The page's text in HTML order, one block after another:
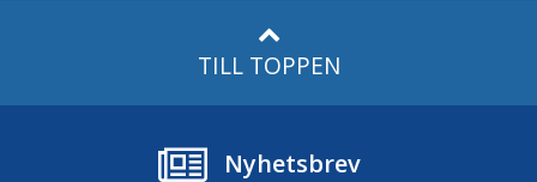
TILL TOPPEN
Nyhetsbrev